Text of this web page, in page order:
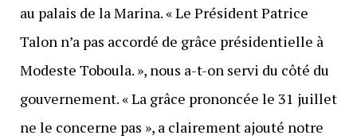
au palais de la Marina. « Le Président Patrice
Talon n’a pas accordé de grâce présidentielle à
Modeste Toboula. », nous a-t-on servi du côté du
gouvernement. « La grâce prononcée le 31 juillet
ne le concerne pas », a clairement ajouté notre